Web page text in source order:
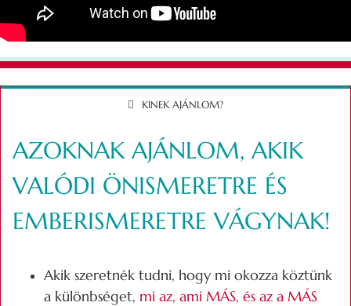
KINEK AJÁNLOM?
AZOKNAK AJÁNLOM, AKIK
VALÓDI ÖNISMERETRE ÉS
EMBERISMERETRE VÁGYNAK!
Akik szeretnék tudni, hogy mi okozza köztünk
a különbséget, mi az, ami MÁS, és az a MÁS